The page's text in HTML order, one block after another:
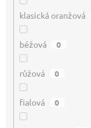
klasická oranžová
béžová 0
růžová 0
fialová 0